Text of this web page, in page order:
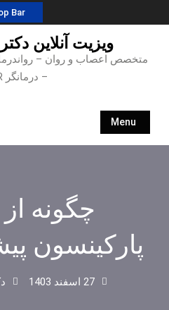
to
Bar
ویزیت آنلاین
متخصص اعصاب و روان –
– درمانگر EMDR
Menu
چگونه
پارکینسون
27 اسفند 1403